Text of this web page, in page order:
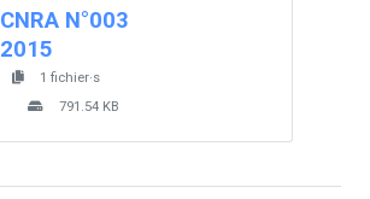
CNRA N°003
2015
1 fichier·s
791.54 KB